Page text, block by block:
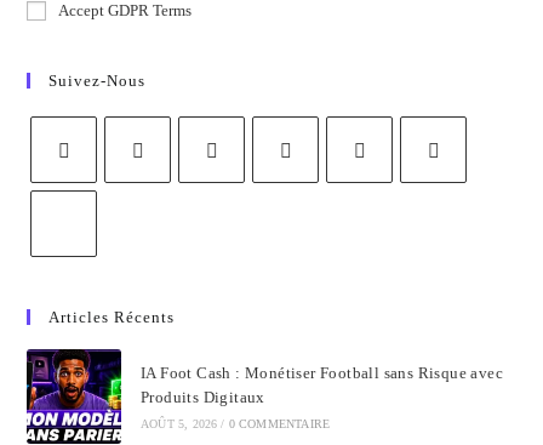
Accept GDPR Terms
Suivez-Nous
Articles Récents
IA Foot Cash : Monétiser Football sans Risque avec
Produits Digitaux
AOÛT 5, 2026 / 0 COMMENTAIRE